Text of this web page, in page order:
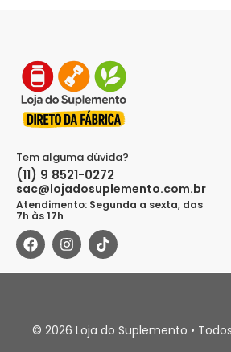
Tem alguma dúvida?
(11) 9 8521-0272
sac@lojadosuplemento.com.br
Atendimento: Segunda a sexta, das
7h às 17h
© 2026 Loja do Suplemento •